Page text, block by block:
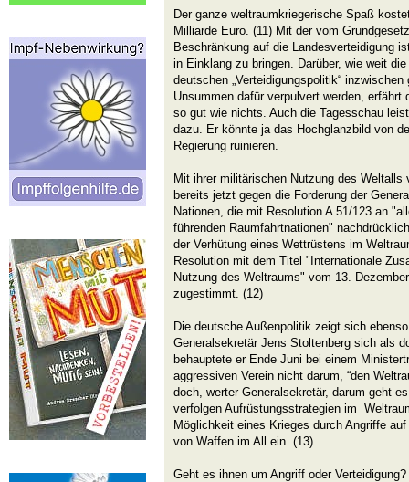
Der ganze weltraumkriegerische Spaß
Milliarde Euro. (11) Mit der vom
Beschränkung auf die Landesverteidigung
in Einklang zu bringen. Darüber, wie weit
deutschen „Verteidigungspolitik“
Unsummen dafür verpulvert werden,
so gut wie nichts. Auch die Tagesschau
dazu. Er könnte ja das Hochglanzbild von
Regierung ruinieren.
Mit ihrer militärischen Nutzung des Weltalls
bereits jetzt gegen die Forderung der
Nationen, die mit Resolution A 51/123 an
führenden Raumfahrtnationen"
der Verhütung eines Wettrüstens im
Resolution mit dem Titel "Internationale
Nutzung des Weltraums" vom 13.
zugestimmt. (12)
Die deutsche Außenpolitik zeigt sich
Generalsekretär Jens Stoltenberg sich als
behauptete er Ende Juni bei einem
aggressiven Verein nicht darum, “den
doch, werter Generalsekretär, darum geht
verfolgen Aufrüstungsstrategien im
Möglichkeit eines Krieges durch Angriffe
von Waffen im All ein. (13)
Geht es ihnen um Angriff oder